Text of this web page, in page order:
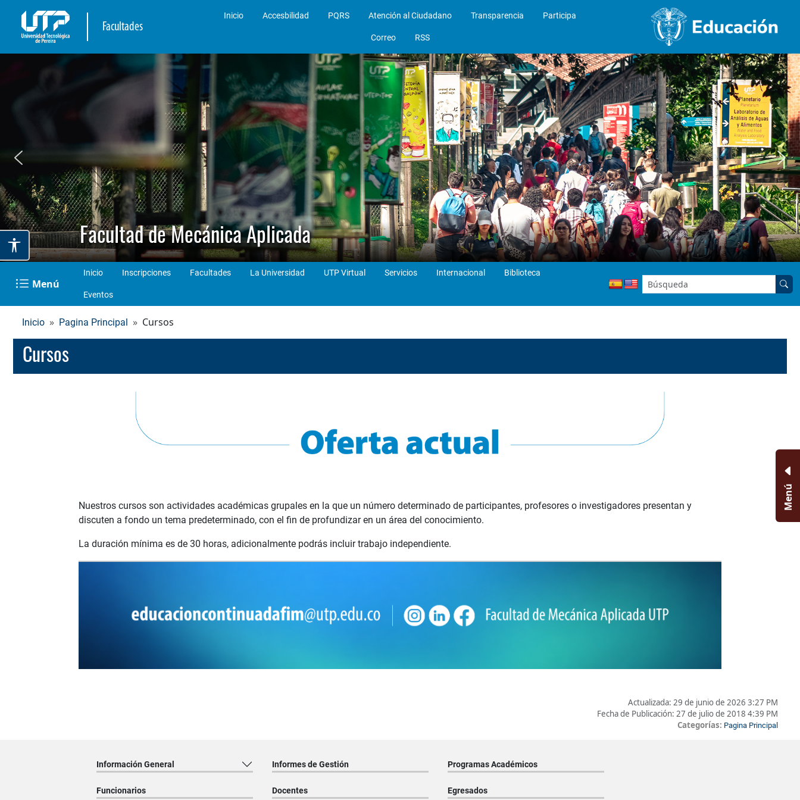
Facultades
Inicio Accesbilidad PQRS Atención al Ciudadano Transparencia Participa
Correo RSS
Facultad de Mecánica Aplicada
Menú
Inicio Inscripciones Facultades La Universidad UTP Virtual Servicios Internacional Biblioteca
Eventos
Buscar en el sitio:
Inicio Pagina Principal Cursos
Cursos
Nuestros cursos son actividades académicas grupales en la que un número determinado de participantes, profesores o investigadores presentan y
discuten a fondo un tema predeterminado, con el fin de profundizar en un área del conocimiento.
La duración mínima es de 30 horas, adicionalmente podrás incluir trabajo independiente.
Actualizada: 29 de junio de 2026 3:27 PM
Fecha de Publicación: 27 de julio de 2018 4:39 PM
Categorías: Pagina Principal
Menú
Información General Informes de Gestión Programas Académicos
Funcionarios Docentes Egresados